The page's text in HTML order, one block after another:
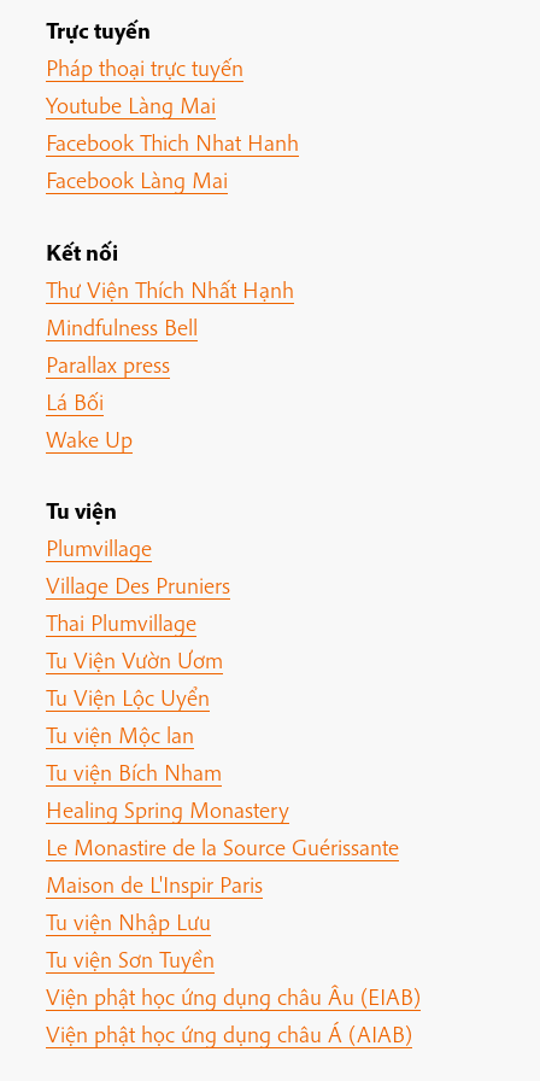
Trực tuyến
Pháp thoại trực tuyến
Youtube Làng Mai
Facebook Thich Nhat Hanh
Facebook Làng Mai
Kết nối
Thư Viện Thích Nhất Hạnh
Mindfulness Bell
Parallax press
Lá Bối
Wake Up
Tu viện
Plumvillage
Village Des Pruniers
Thai Plumvillage
Tu Viện Vườn Ươm
Tu Viện Lộc Uyển
Tu viện Mộc lan
Tu viện Bích Nham
Healing Spring Monastery
Le Monastire de la Source Guérissante
Maison de L'Inspir Paris
Tu viện Nhập Lưu
Tu viện Sơn Tuyền
Viện phật học ứng dụng châu Âu (EIAB)
Viện phật học ứng dụng châu Á (AIAB)